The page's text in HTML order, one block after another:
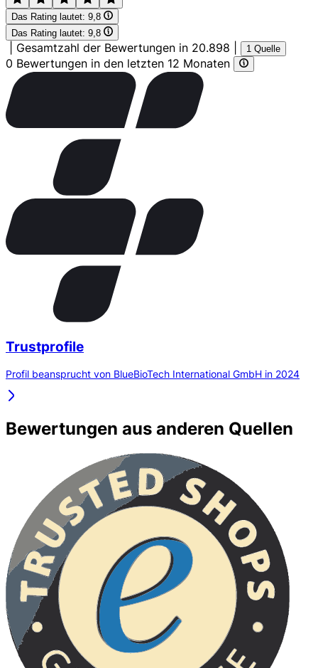
Das Rating lautet: 9,8
Das Rating lautet: 9,8
Gesamtzahl der Bewertungen in 20.898 1 Quelle
0 Bewertungen in den letzten 12 Monaten
Trustprofile
Profil beansprucht von BlueBioTech International GmbH in 2024
Bewertungen aus anderen Quellen